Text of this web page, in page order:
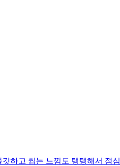
하고 씹는 느낌도 탱탱해서 점